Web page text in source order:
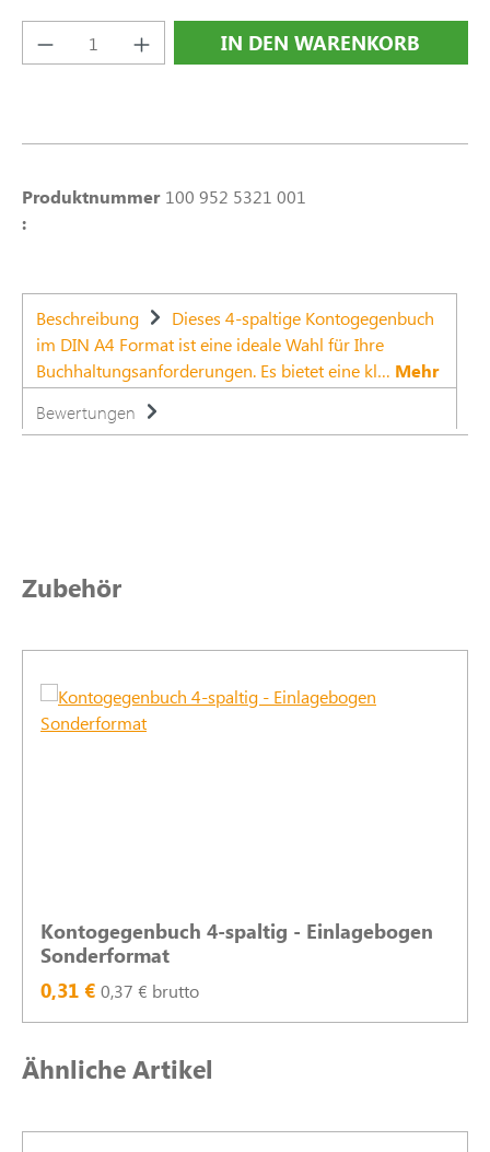
Produkt Anzahl: Gib den gewünschten
IN DEN WARENKORB
Produktnummer
:
100 952 5321 001
Beschreibung
Dieses 4-spaltige Kontogegenbuch
im DIN A4 Format ist eine ideale Wahl für Ihre
Buchhaltungsanforderungen. Es bietet eine kl… Mehr
Bewertungen
Produktgalerie überspringen
Zubehör
Kontogegenbuch 4-spaltig - Einlagebogen
Sonderformat
0,31 € 0,37 € brutto
Produktgalerie überspringen
Ähnliche Artikel